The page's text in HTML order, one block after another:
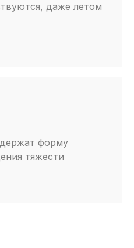
даже летом
форму
тяжести